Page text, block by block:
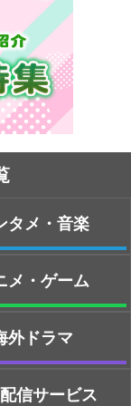
タメ・音楽
メ・ゲーム
外ドラマ
信サービス